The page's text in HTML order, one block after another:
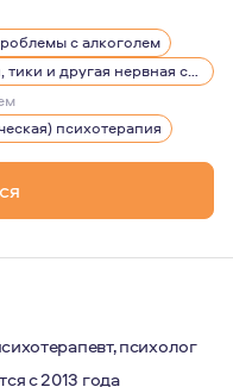
изучать
еженедельные
своих клиентов
говорить, что важно
с алкоголем
Странные повторяющиеся действия, тики и другая нервная симптоматика
психотерапия
психолог
с 2013 года